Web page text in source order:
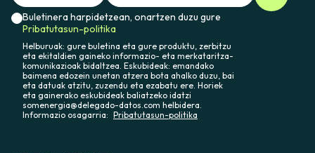
Buletinera harpidetzean, onartzen duzu gure
Pribatutasun-politika
Helburuak: gure buletina eta gure produktu, zerbitzu
eta ekitaldien gaineko informazio- eta merkataritza-
komunikazioak bidaltzea. Eskubideak: emandako
baimena edozein unetan atzera bota ahalko duzu, bai
eta datuak atzitu, zuzendu eta ezabatu ere. Horiek
eta gainerako eskubideak baliatzeko idatzi
somenergia@delegado-datos.com helbidera.
Informazio osagarria: Pribatutasun-politika